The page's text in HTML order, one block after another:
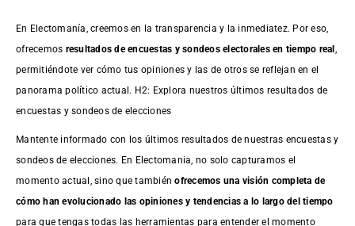
En Electomanía, creemos en la transparencia y la inmediatez. Por eso,
ofrecemos resultados deencuestas y sondeos electorales en tiempo real ,
permitiéndote ver cómo tus opiniones y las de otros se reflejan en el
panorama político actual. H2: Explora nuestros últimos resultados de
encuestas y sondeos de elecciones
Mantente informado con los últimos resultados de nuestras encuestasy
sondeos de elecciones. En Electomania, no solo capturamos el
momento actual, sino que tambiénofrecemos una visión completa de
cómo han evolucionado las opiniones y tendencias a lo largo del tiempo
para que tengas todas las herramientas para entender el momento